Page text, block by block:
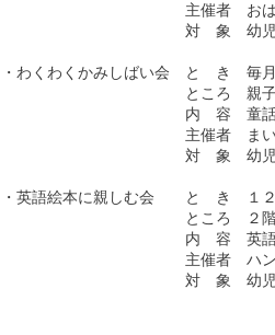
主催者　おはなし
対　象　幼児から
・わくわくかみしばい会　と　き　毎
ところ　親子読書
内　容　童話や民話など
主催者　まいまい塾ネ
対　象　幼児から小
・英語絵本に親しむ会　　と　き　１
ところ　２階研
内　容　英語絵本の読
主催者　ハンズ
対　象　幼児から小